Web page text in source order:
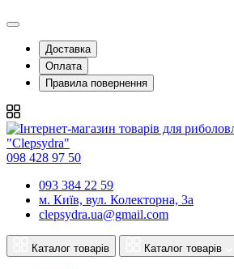
Доставка
Оплата
Правила повернення
098 428 97 50
093 384 22 59
м. Київ, вул. Колекторна, 3а
clepsydra.ua@gmail.com
Каталог товарів Каталог товарів